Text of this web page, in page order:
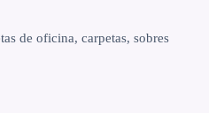
de oficina, carpetas, sobres